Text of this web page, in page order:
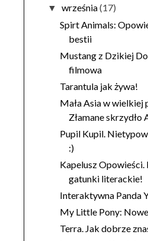
▼września(17)
Spirt Animals:
bestii
Mustang z Dzikiej
filmowa
Tarantula jak żywa!
Mała Asia w wielkiej
Złamane skrzydło
Pupil Kupil.
:)
Kapelusz Opowieści.
gatunki literackie!
Interaktywna Panda
My Little Pony:
Terra. Jak dobrze